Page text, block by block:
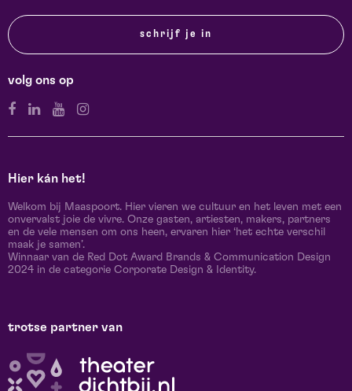
schrijf je in
volg ons op
Hier kán het!
Welkom bij Maaspoort. Hier vieren we cultuur en het leven met een
onvervalst joie de vivre. Onze gasten, artiesten, makers, partners
en de vele mensen om ons heen, ervaren hier ‘het echte verschil
maak je samen’.
Winnaar van de Red Dot Award Brands & Communication Design
2024 in de categorie Corporate Design & Identity.
trotse partner van